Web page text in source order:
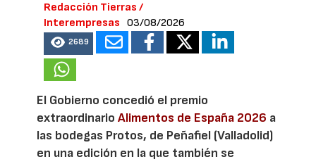
Redacción Tierras /
Interempresas
03/08/2026
2689
El Gobierno concedió el premio
extraordinarioAlimentos de España 2026 a
las bodegas Protos, de Peñafiel (Valladolid)
en una edición en la que también se